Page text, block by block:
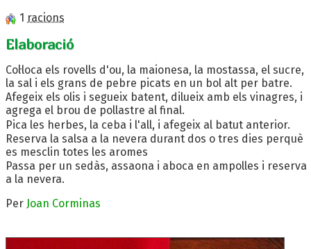
1 racions
Elaboració
Col·loca els rovells d'ou, la maionesa, la mostassa, el sucre,
la sal i els grans de pebre picats en un bol alt per batre.
Afegeix els olis i segueix batent, dilueix amb els vinagres, i
agrega el brou de pollastre al final.
Pica les herbes, la ceba i l'all, i afegeix al batut anterior.
Reserva la salsa a la nevera durant dos o tres dies perquè
es mesclin totes les aromes
Passa per un sedàs, assaona i aboca en ampolles i reserva
a la nevera.
Per Joan Corminas